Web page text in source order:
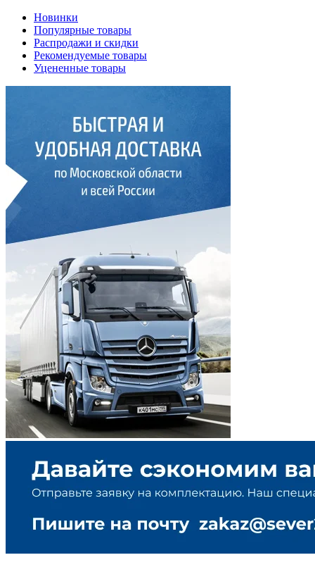
Новинки
Популярные товары
Распродажи и скидки
Рекомендуемые товары
Уцененные товары